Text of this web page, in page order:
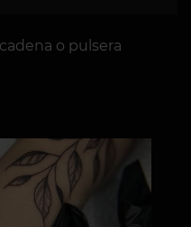
o pulsera